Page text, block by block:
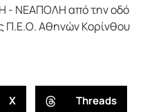
- ΝΕΑΠΟΛΗ από την οδό
Π.Ε.Ο. Αθηνών Κορίνθου
X Threads